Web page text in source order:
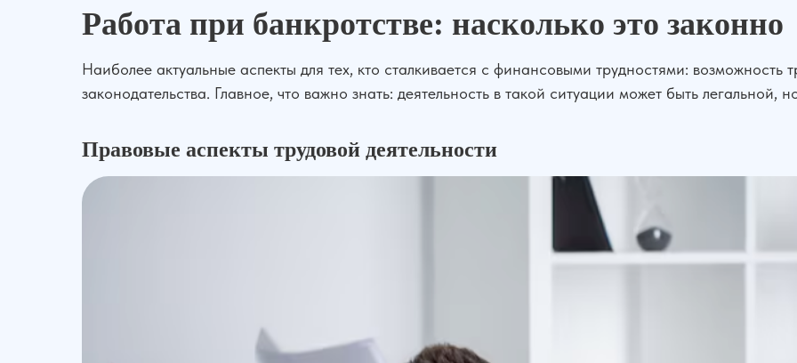
Работа при банкротстве: насколько это законно
Наиболее актуальные аспекты для тех, кто сталкивается с финансовыми трудностями: возможность
законодательства. Главное, что важно знать: деятельность в такой ситуации может быть легальной,
Правовые аспекты трудовой деятельности